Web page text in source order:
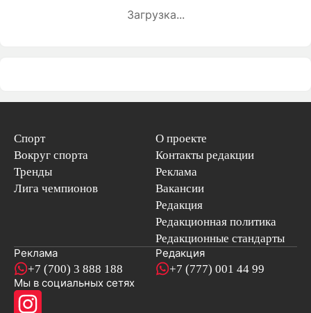
Загрузка...
Спорт
Вокруг спорта
Тренды
Лига чемпионов
О проекте
Контакты редакции
Реклама
Вакансии
Редакция
Редакционная политика
Редакционные стандарты
Реклама
+7 (700) 3 888 188
Редакция
+7 (777) 001 44 99
Мы в социальных сетях